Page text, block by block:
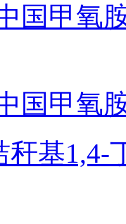
国甲氧
国甲氧
秆基1,4-